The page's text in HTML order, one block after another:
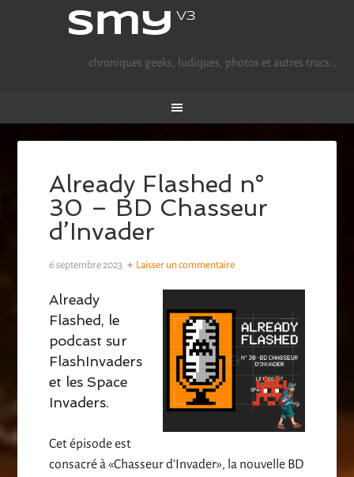
chroniques geeks, ludiques, photos et autres trucs…
Already Flashed n°
30 – BD Chasseur
d’Invader
6 septembre 2023 Laisser un commentaire
Already
Flashed, le
podcast sur
FlashInvaders
et les Space
Invaders.
Cet épisode est
consacré à «Chasseur d’Invader», la nouvelle BD